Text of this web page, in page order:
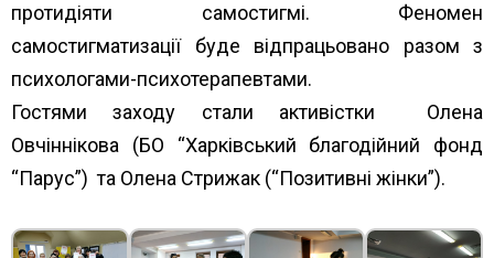
протидіяти самостигмі. Феномен
самостигматизації буде відпрацьовано разом з
психологами-психотерапевтами.
Гостями заходу стали активістки Олена
Овчіннікова (БО “Харківський благодійний фонд
“Парус”) та Олена Стрижак (“Позитивні жінки”).